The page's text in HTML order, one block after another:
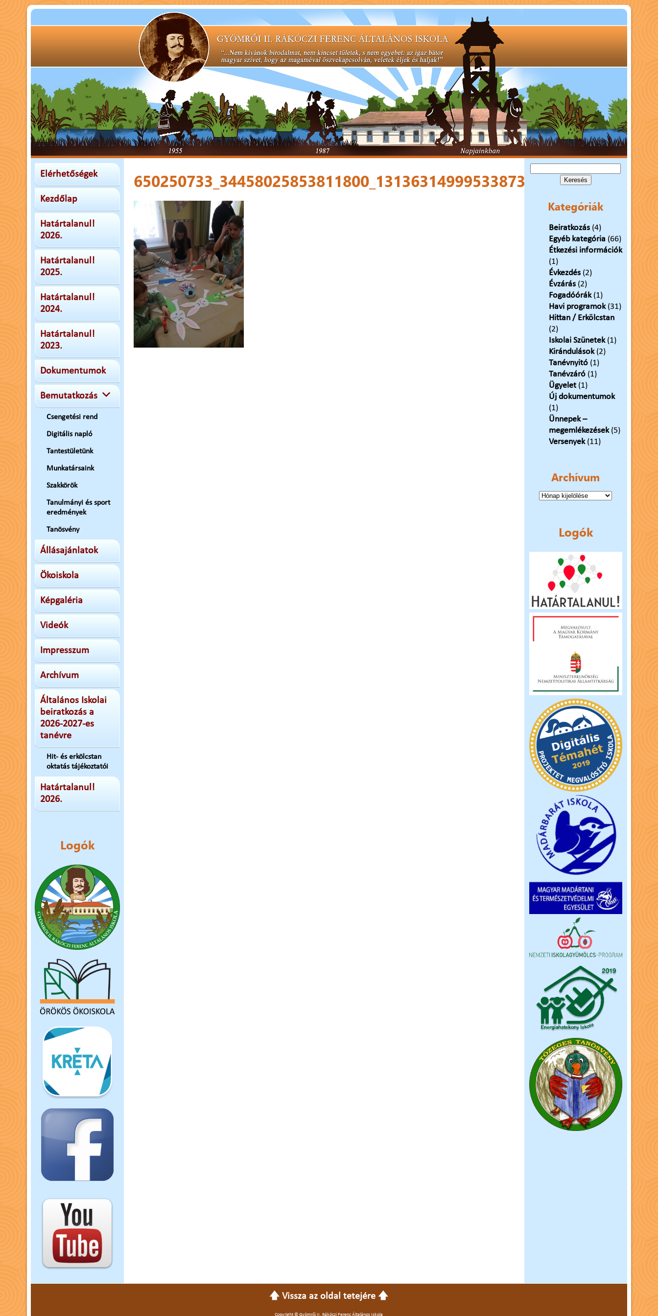
Elérhetőségek
Kezdőlap
Határtalanul!
2026.
Határtalanul!
2025.
Határtalanul!
2024.
Határtalanul!
2023.
Dokumentumok
Bemutatkozás
Csengetési rend
Digitális napló
Tantestületünk
Munkatársaink
Szakkörök
Tanulmányi és sport
eredmények
Tanösvény
Állásajánlatok
Ökoiskola
Képgaléria
Videók
Impresszum
Archívum
Általános Iskolai
beiratkozás a
2026-2027-es
tanévre
Hit- és erkölcstan
oktatás tájékoztatói
Határtalanul!
2026.
Logók
650250733_34458025853811800_1313631499953387358_n
Kategóriák
Beiratkozás(4)
Egyéb kategória (66)
Étkezési információk
(1)
Évkezdés(2)
Évzárás(2)
Fogadóórák(1)
Havi programok(31)
Hittan / Erkölcstan
(2)
Iskolai Szünetek(1)
Kirándulások(2)
Tanévnyitó(1)
Tanévzáró(1)
Ügyelet(1)
Új dokumentumok
(1)
Ünnepek –
megemlékezések(5)
Versenyek(11)
Archívum
Archívum
Logók
🡅 Vissza az oldal tetejére 🡅
Copyright © Gyömrői II. Rákóczi Ferenc Általános Iskola